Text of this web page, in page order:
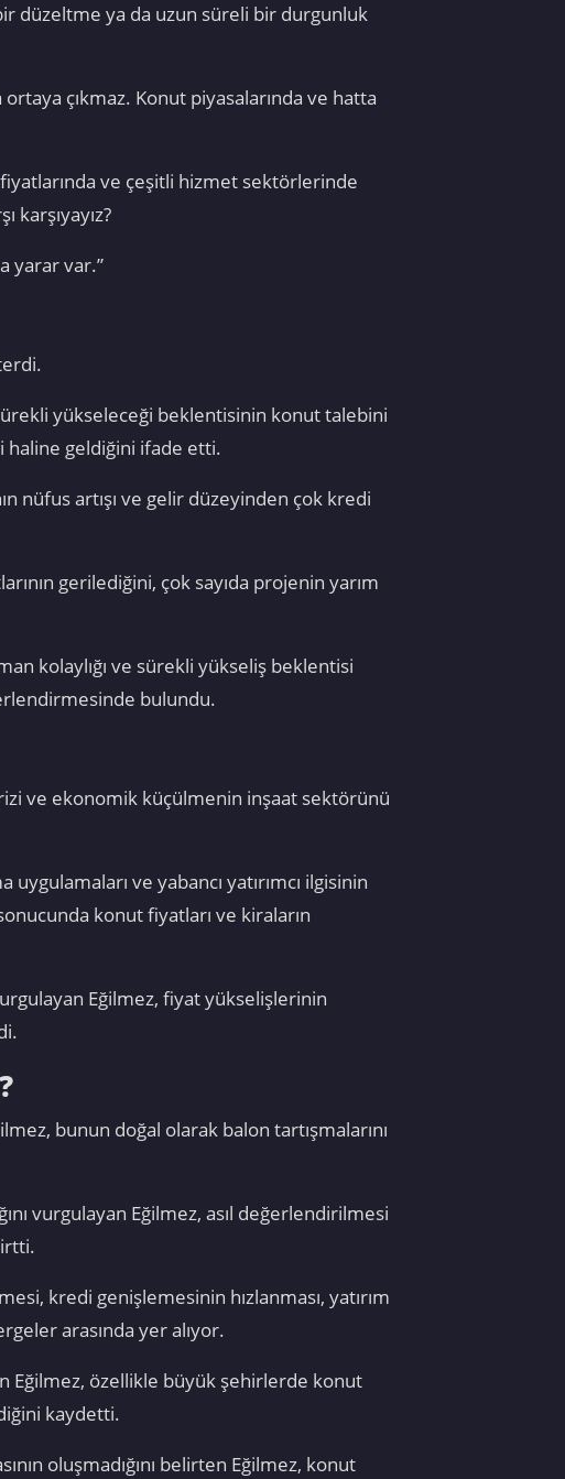
düzeltme ya da uzun süreli bir durgunluk
çıkmaz. Konut piyasalarında ve hatta
ve çeşitli hizmet sektörlerinde
karşıyayız?
yarar var.”
yükseleceği beklentisinin konut talebini
haline geldiğini ifade etti.
nüfus artışı ve gelir düzeyinden çok kredi
gerilediğini, çok sayıda projenin yarım
kolaylığı ve sürekli yükseliş beklentisi
bulundu.
ve ekonomik küçülmenin inşaat sektörünü
ve yabancı yatırımcı ilgisinin
konut fiyatları ve kiraların
Eğilmez, fiyat yükselişlerinin
bunun doğal olarak balon tartışmalarını
vurgulayan Eğilmez, asıl değerlendirilmesi
kredi genişlemesinin hızlanması, yatırım
arasında yer alıyor.
Eğilmez, özellikle büyük şehirlerde konut
kaydetti.
oluşmadığını belirten Eğilmez, konut